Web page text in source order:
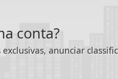
conta?
anunciar